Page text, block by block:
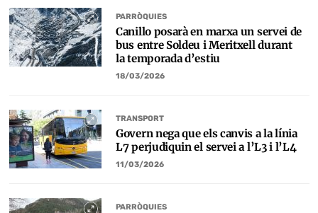
PARRÒQUIES
Canillo posarà en marxa un servei de
bus entre Soldeu i Meritxell durant
la temporada d’estiu
18/03/2026
TRANSPORT
Govern nega que els canvis a la línia
L7 perjudiquin el servei a l’L3 i l’L4
11/03/2026
PARRÒQUIES